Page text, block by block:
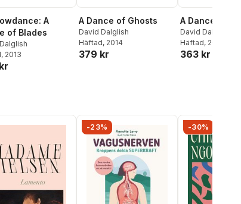
A
of Blades
, 2013
A Dance of Ghosts
David Dalglish
Häftad, 2014
379 kr
A Dance of
David Dalglish
Häftad, 2015
363 kr
-23% -30%